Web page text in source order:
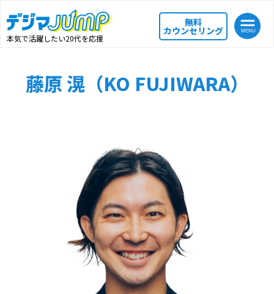
本気で活躍したい20代を応援
無料
カウンセリング
藤原 滉（KO FUJIWARA）